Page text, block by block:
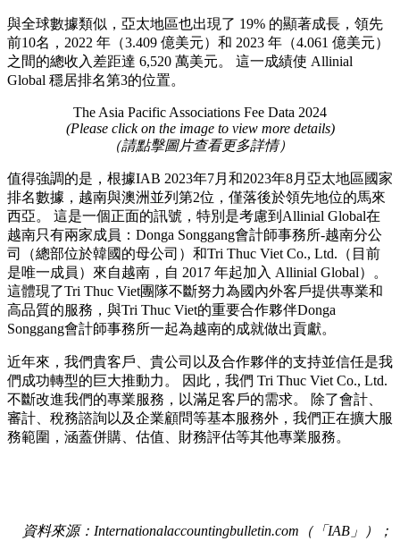
與全球數據類似，亞太地區也出現了 19% 的顯著成長，領先
前10名，2022 年（3.409 億美元）和 2023 年（4.061 億美元）
之間的總收入差距達 6,520 萬美元。 這一成績使 Allinial
Global 穩居排名第3的位置。
The Asia Pacific Associations Fee Data 2024
(Please click on the image to view more details)
（請點擊圖片查看更多詳情）
值得強調的是，根據IAB 2023年7月和2023年8月亞太地區國家
排名數據，越南與澳洲並列第2位，僅落後於領先地位的馬來
西亞。 這是一個正面的訊號，特別是考慮到Allinial Global在
越南只有兩家成員：Donga Songgang會計師事務所-越南分公
司（總部位於韓國的母公司）和Tri Thuc Viet Co., Ltd.（目前
是唯一成員）來自越南，自 2017 年起加入 Allinial Global）。
這體現了Tri Thuc Viet團隊不斷努力為國內外客戶提供專業和
高品質的服務，與Tri Thuc Viet的重要合作夥伴Donga
Songgang會計師事務所一起為越南的成就做出貢獻。
近年來，我們貴客戶、貴公司以及合作夥伴的支持並信任是我
們成功轉型的巨大推動力。 因此，我們 Tri Thuc Viet Co., Ltd.
不斷改進我們的專業服務，以滿足客戶的需求。 除了會計、
審計、稅務諮詢以及企業顧問等基本服務外，我們正在擴大服
務範圍，涵蓋併購、估值、財務評估等其他專業服務。
資料來源： Internationalaccountingbulletin.com （「 IAB 」）；